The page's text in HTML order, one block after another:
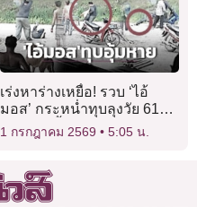
เร่งหาร่างเหยื่อ! รวบ ‘ไอ้
มอส’ กระหน่ำทุบลุงวัย 61
สลบ-อุ้มขึ้นซาเล้งหนีหาย
1 กรกฎาคม 2569 5:05 น.